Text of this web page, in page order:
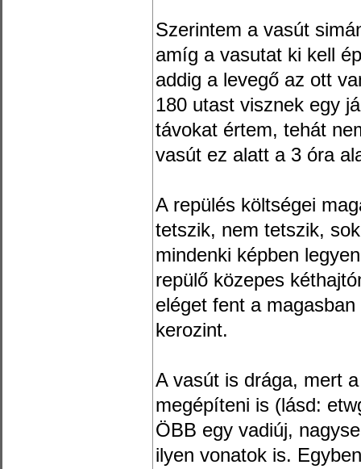
Szerintem a vasút
amíg a vasutat ki kell
addig a levegő az ott
180 utast visznek egy
távokat értem, tehát
vasút ez alatt a 3 óra
A repülés költségei
tetszik, nem tetszik,
mindenki képben
repülő közepes
eléget fent a
kerozint.
A vasút is drága, mert
megépíteni is (lásd:
ÖBB egy vadiúj,
ilyen vonatok is.